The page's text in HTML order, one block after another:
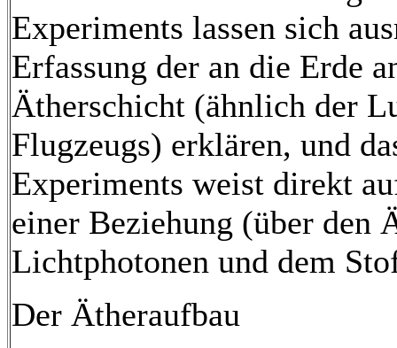
Experiments lassen sich
Erfassung der an die Erde
Ätherschicht (ähnlich der
Flugzeugs) erklären, und
Experiments weist direkt
einer Beziehung (über den
Lichtphotonen und dem
Der Ätheraufbau